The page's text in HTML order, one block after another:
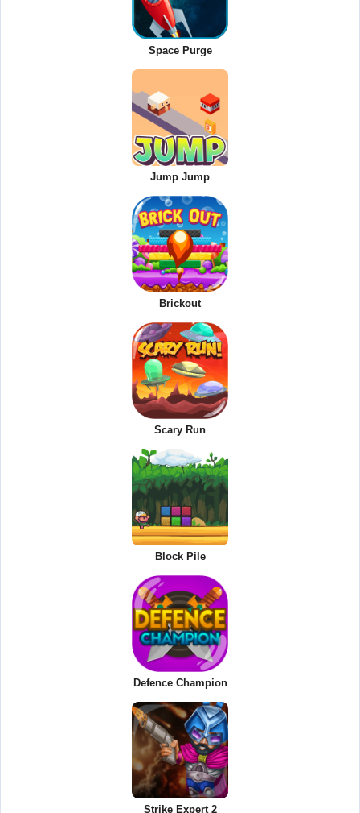
Space Purge
Jump Jump
Brickout
Scary Run
Block Pile
Defence Champion
Strike Expert 2